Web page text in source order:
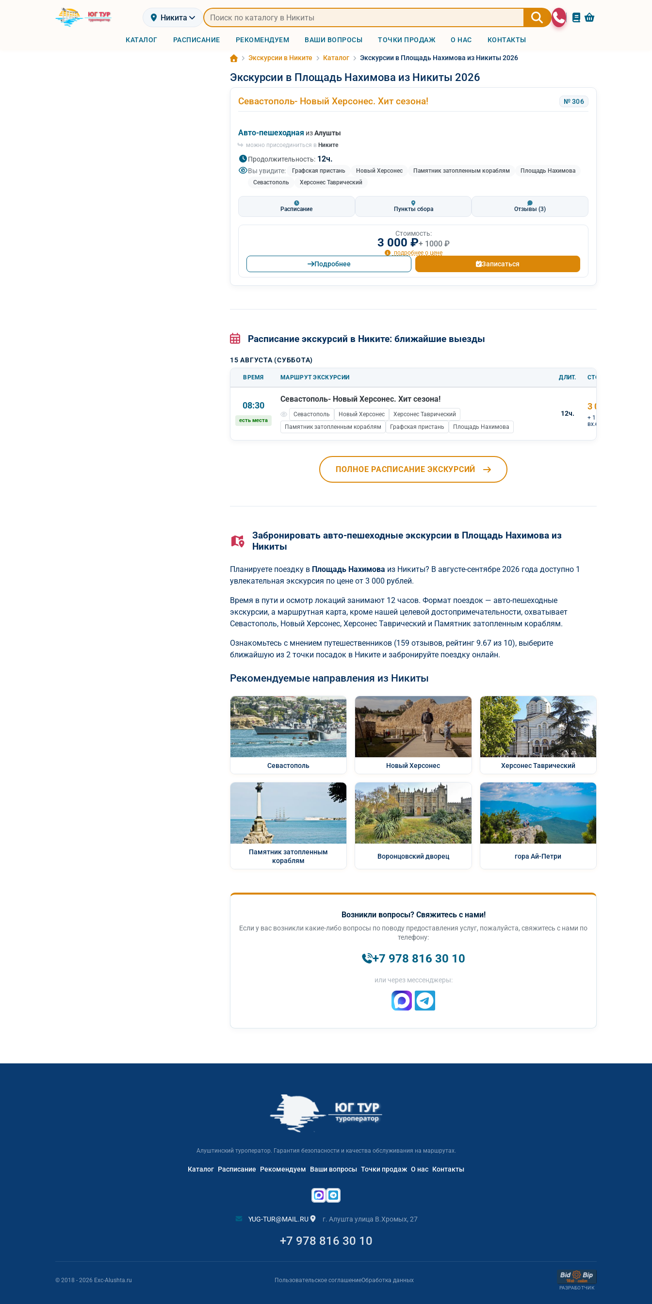
Никита
КАТАЛОГ РАСПИСАНИЕ РЕКОМЕНДУЕМ ВАШИ ВОПРОСЫ ТОЧКИ ПРОДАЖ О НАС КОНТАКТЫ
Экскурсии в Никите Каталог Экскурсии в Площадь Нахимова из Никиты 2026
Экскурсии в Площадь Нахимова из Никиты 2026
Севастополь- Новый Херсонес. Хит сезона! № 306
Авто-пешеходная изАлушты
можно присоединиться в Никите
Продолжительность: 12ч.
Вы увидите: Графская пристань Новый Херсонес Памятник затопленным кораблям
Площадь Нахимова
Севастополь
Херсонес Таврический
Расписание Пункты сбора Отзывы(3)
Стоимость:
3 000 ₽+ 1000 ₽
подробнее о цене
Подробнее Записаться
Расписание экскурсий в Никите: ближайшие выезды
15 АВГУСТА (СУББОТА)
ВРЕМЯ МАРШРУТ ЭКСКУРСИИ ДЛИТ. СТОИМОСТЬ
08:30
есть места
Севастополь- Новый Херсонес. Хит сезона!
Севастополь Новый Херсонес
Херсонес Таврический
Памятник затопленным кораблям
Графская пристань Площадь Нахимова
12ч.
3 000 ₽
+ 1 000 ₽
вх.билеты
ПОЛНОЕ РАСПИСАНИЕ ЭКСКУРСИЙ
Забронировать авто-пешеходные экскурсии в Площадь Нахимова из
Никиты
Планируете поездку в Площадь Нахимова из Никиты? В августе-сентябре 2026 года доступно 1
увлекательная экскурсия по цене от 3 000 рублей.
Время в пути и осмотр локаций занимают 12 часов. Формат поездок — авто-пешеходные
экскурсии, а маршрутная карта, кроме нашей целевой достопримечательности, охватывает
Севастополь, Новый Херсонес, Херсонес Таврический и Памятник затопленным кораблям.
Ознакомьтесь с мнением путешественников (159 отзывов, рейтинг 9.67 из 10), выберите
ближайшую из 2 точки посадок в Никите и забронируйте поездку онлайн.
Рекомендуемые направления из Никиты
Севастополь Новый Херсонес Херсонес Таврический
Памятник затопленным
кораблям
Воронцовский дворец гора Ай-Петри
Возникли вопросы? Свяжитесь с нами!
Если у вас возникли какие-либо вопросы по поводу предоставления услуг, пожалуйста, свяжитесь с нами по
телефону:
+7 978 816 30 10
или через мессенджеры:
Алуштинский туроператор. Гарантия безопасности и качества обслуживания на маршрутах.
Каталог Расписание Рекомендуем Ваши вопросы Точки продаж О нас Контакты
YUG-TUR@MAIL.RU г. Алушта улица В.Хромых, 27
+7 978 816 30 10
© 2018 - 2026 Exc-Alushta.ru Пользовательское соглашениеОбработка данных
РАЗРАБОТЧИК